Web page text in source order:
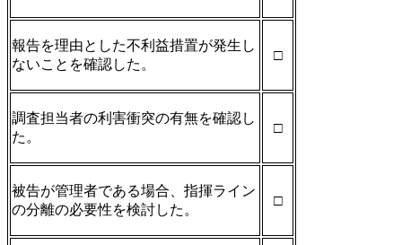
報告を理由とした不利益措置が発生し
ないことを確認した。
□
調査担当者の利害衝突の有無を確認し
た。
□
被告が管理者である場合、指揮ライン
の分離の必要性を検討した。
□